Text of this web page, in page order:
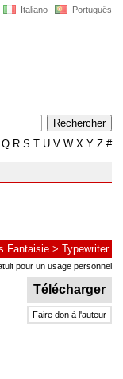
Italiano Português
Q R S T U V W X Y Z #
Fantaisie > Typewriter
pour un usage personnel
Télécharger
Faire don à l'auteur